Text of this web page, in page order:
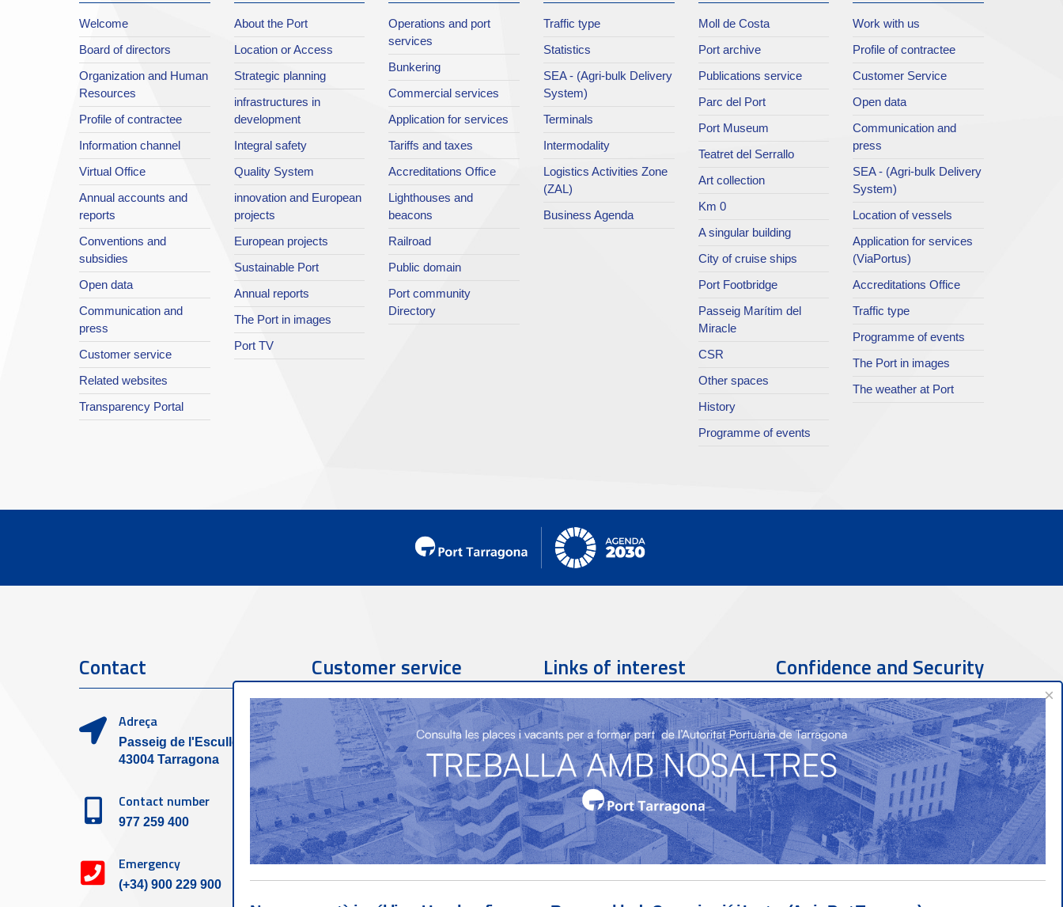
Welcome
Board of directors
Organization and Human
Resources
Profile of contractee
Information channel
Virtual Office
Annual accounts and
reports
Conventions and
subsidies
Open data
Communication and
press
Customer service
Related websites
Transparency Portal
About the Port
Location or Access
Strategic planning
infrastructures in
development
Integral safety
Quality System
innovation and European
projects
European projects
Sustainable Port
Annual reports
The Port in images
Port TV
Operations and port
services
Bunkering
Commercial services
Application for services
Tariffs and taxes
Accreditations Office
Lighthouses and
beacons
Railroad
Public domain
Port community
Directory
Traffic type
Statistics
SEA - (Agri-bulk Delivery
System)
Terminals
Intermodality
Logistics Activities Zone
(ZAL)
Business Agenda
Moll de Costa
Port archive
Publications service
Parc del Port
Port Museum
Teatret del Serrallo
Art collection
Km 0
A singular building
City of cruise ships
Port Footbridge
Passeig Marítim del
Miracle
CSR
Other spaces
History
Programme of events
Work with us
Profile of contractee
Customer Service
Open data
Communication and
press
SEA - (Agri-bulk Delivery
System)
Location of vessels
Application for services
(ViaPortus)
Accreditations Office
Traffic type
Programme of events
The Port in images
The weather at Port
Contact
Adreça
Passeig de l'Escullera s/n,
43004 Tarragona
Contact number
977 259 400
Emergency
(+34) 900 229 900
Customer service
Contact phone
977 259 462
Contact email
sac@porttarragona.cat
SAC Information
Access to SAC (Customer
Service)
Links of interest
Partners
Confidence and Security
×